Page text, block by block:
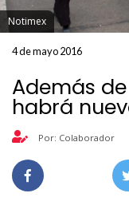
Notimex
4 de mayo 2016
Además
habrá
Por: Colaborador